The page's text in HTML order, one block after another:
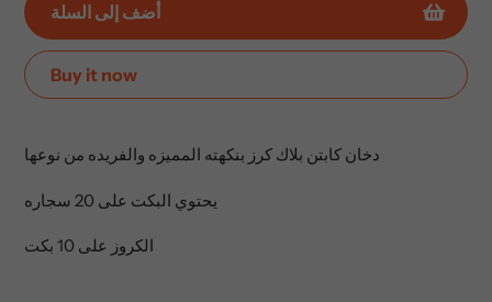
أضف إلى السلة
Buy it now
المنتج
إلى
عربة
التسوق
الخاصة
دخان كابتن بلاك كرز بنكهته المميزه والفريده من نوعها
يحتوي البكت على 20 سجاره
الكروز على 10 بكت